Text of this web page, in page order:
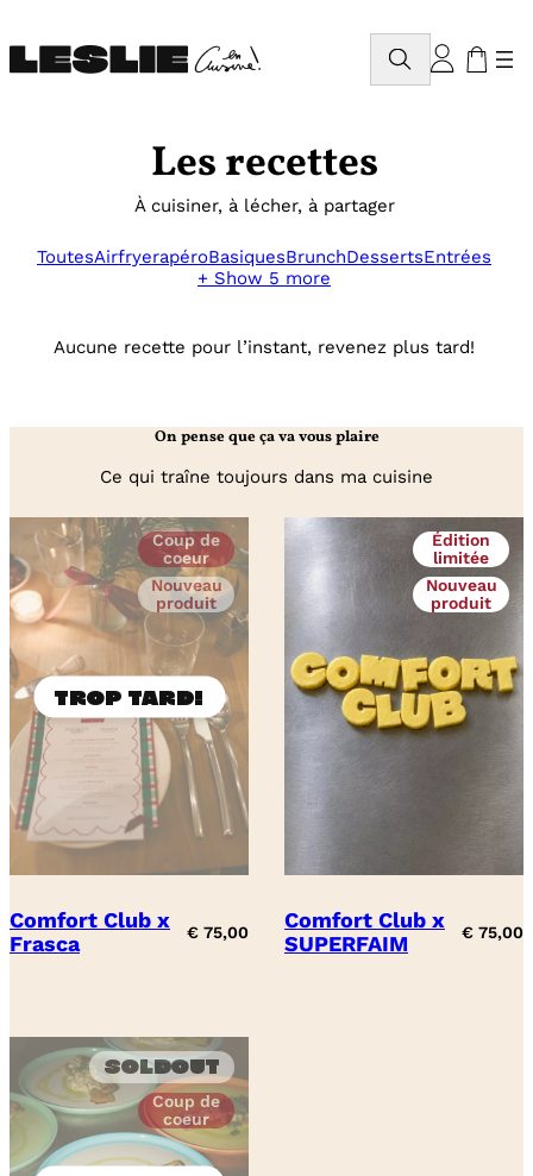
au
contenu
Rechercher
Les recettes
À cuisiner, à lécher, à partager
ToutesAirfryerapéroBasiquesBrunchDessertsEntrées
+ Show 5 more
Aucune recette pour l’instant, revenez plus tard!
On pense que ça va vous plaire
Ce qui traîne toujours dans ma cuisine
Coup de
coeur
Nouveau
produit
Comfort Club x
Frasca
€ 75,00
Édition
limitée
Nouveau
produit
Comfort Club x
SUPERFAIM
€ 75,00
Soldout
Coup de
coeur